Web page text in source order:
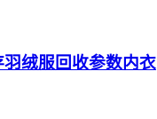
绒服回收参数内衣